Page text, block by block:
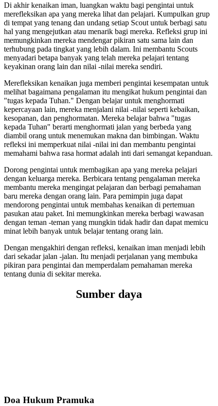
Di akhir kenaikan iman, luangkan waktu bagi pengintai untuk
merefleksikan apa yang mereka lihat dan pelajari. Kumpulkan grup
di tempat yang tenang dan undang setiap Scout untuk berbagi satu
hal yang mengejutkan atau menarik bagi mereka. Refleksi grup ini
memungkinkan mereka mendengar pikiran satu sama lain dan
terhubung pada tingkat yang lebih dalam. Ini membantu Scouts
menyadari betapa banyak yang telah mereka pelajari tentang
keyakinan orang lain dan nilai -nilai mereka sendiri.
Merefleksikan kenaikan juga memberi pengintai kesempatan untuk
melihat bagaimana pengalaman itu mengikat hukum pengintai dan
"tugas kepada Tuhan." Dengan belajar untuk menghormati
kepercayaan lain, mereka menjalani nilai -nilai seperti kebaikan,
kesopanan, dan penghormatan. Mereka belajar bahwa "tugas
kepada Tuhan" berarti menghormati jalan yang berbeda yang
diambil orang untuk menemukan makna dan bimbingan. Waktu
refleksi ini memperkuat nilai -nilai ini dan membantu pengintai
memahami bahwa rasa hormat adalah inti dari semangat kepanduan.
Dorong pengintai untuk membagikan apa yang mereka pelajari
dengan keluarga mereka. Berbicara tentang pengalaman mereka
membantu mereka mengingat pelajaran dan berbagi pemahaman
baru mereka dengan orang lain. Para pemimpin juga dapat
mendorong pengintai untuk membahas kenaikan di pertemuan
pasukan atau paket. Ini memungkinkan mereka berbagi wawasan
dengan teman -teman yang mungkin tidak hadir dan dapat memicu
minat lebih banyak untuk belajar tentang orang lain.
Dengan mengakhiri dengan refleksi, kenaikan iman menjadi lebih
dari sekadar jalan -jalan. Itu menjadi perjalanan yang membuka
pikiran para pengintai dan memperdalam pemahaman mereka
tentang dunia di sekitar mereka.
Sumber daya
Doa Hukum Pramuka